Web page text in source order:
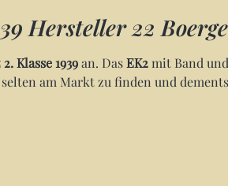
Hersteller 22
Klasse 1939an. DasEK2 mit Band und
am Markt zu finden und